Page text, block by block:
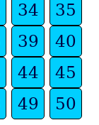
34
35
39
40
44
45
49 50